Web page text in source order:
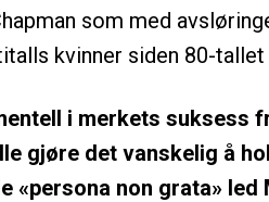
som med
kvinner siden 80-
i merkets suksess
gjøre det vanskelig å
«persona non grata» led